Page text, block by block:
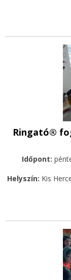
Ringató®
Időpont:
Helyszín: Kis